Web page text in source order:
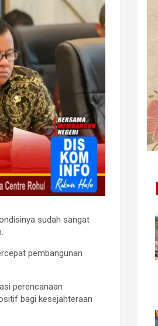
sudah sangat
pembangunan
perencanaan
bagi kesejahteraan